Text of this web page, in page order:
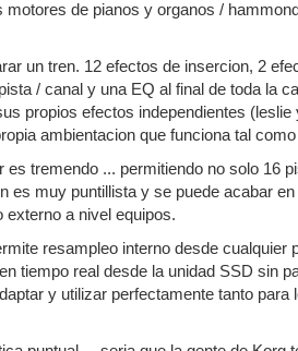
motores de pianos y organos /
un tren. 12 efectos de insercion, 2
/ canal y una EQ al final de toda la
propios efectos independientes
ambientacion que funciona tal
es tremendo ... permitiendo no solo 16
es muy puntillista y se puede acabar
externo a nivel equipos.
resampleo interno desde cualquier
tiempo real desde la unidad SSD sin
y utilizar perfectamente tanto para